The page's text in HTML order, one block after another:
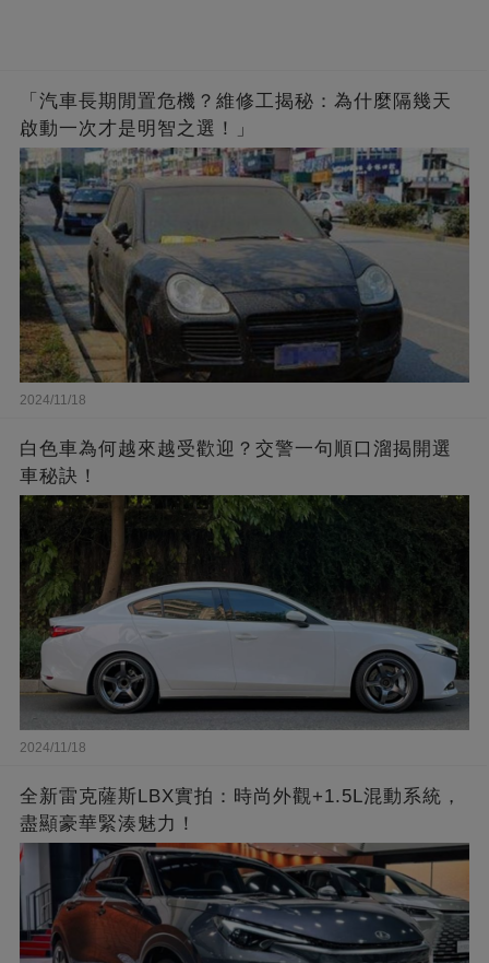
「汽車長期閒置危機？維修工揭秘：為什麼隔幾天
啟動一次才是明智之選！」
2024/11/18
白色車為何越來越受歡迎？交警一句順口溜揭開選
車秘訣！
2024/11/18
全新雷克薩斯LBX實拍：時尚外觀+1.5L混動系統，
盡顯豪華緊湊魅力！